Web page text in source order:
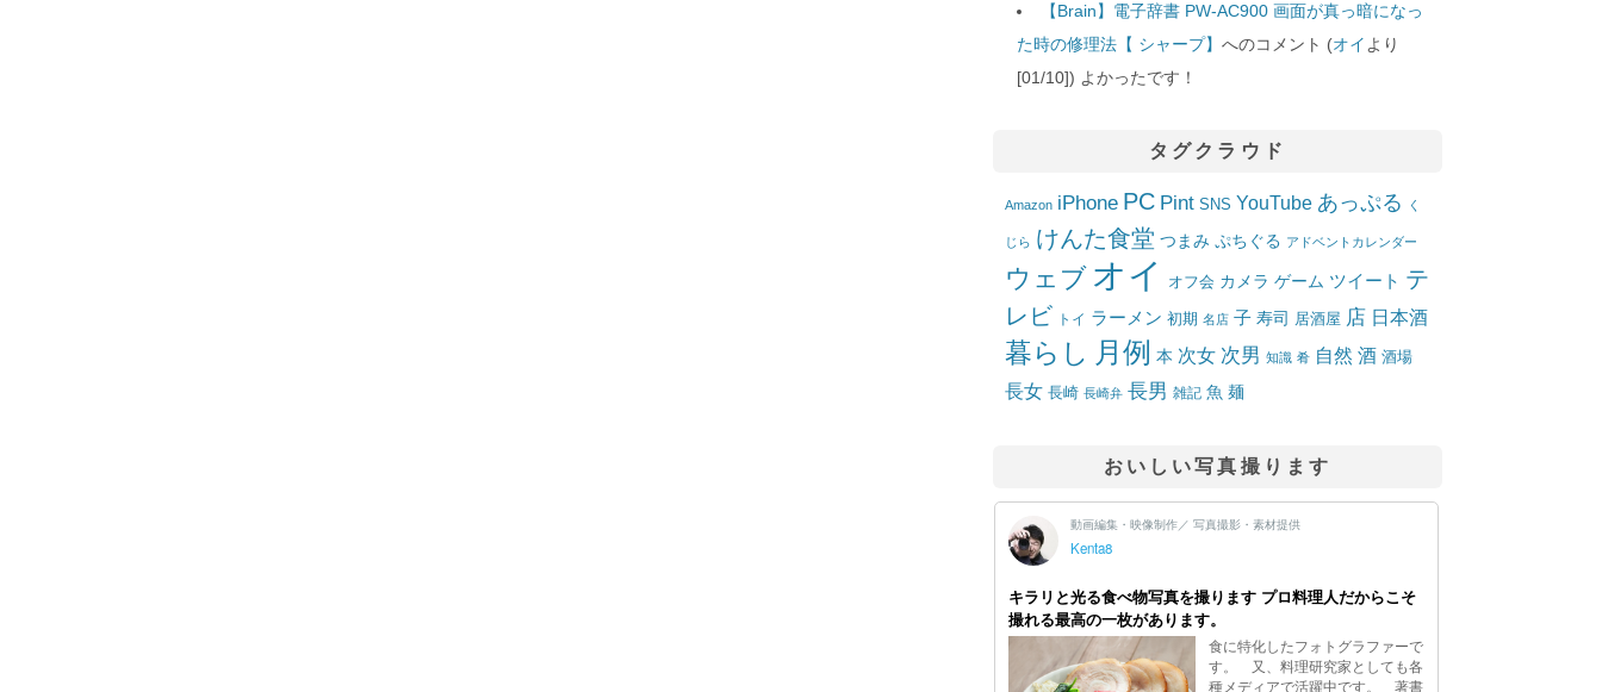
【Brain】電子辞書 PW-AC900 画面が真っ暗になっ
た時の修理法【 シャープ】へのコメント (オイ より
[01/10]) よかったです！
タグクラウド
Amazon iPhone PC Pint SNS YouTube あっぷる く
じら けんた食堂 つまみ ぷちぐる アドベントカレンダー
ウェブ オイ オフ会 カメラ ゲーム ツイート テ
レビ トイ ラーメン 初期 名店 子 寿司 居酒屋 店 日本酒
暮らし 月例 本 次女 次男 知識 肴 自然 酒 酒場
長女 長崎 長崎弁 長男 雑記 魚 麺
おいしい写真撮ります